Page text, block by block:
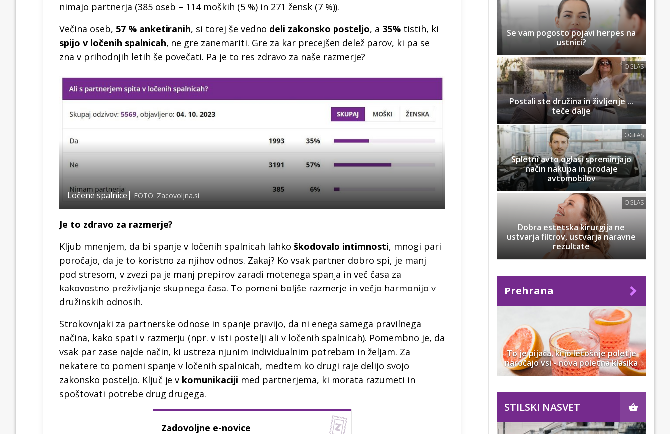
nimajo partnerja (385 oseb – 114 moških (5 %) in 271 žensk (7 %)).
Večina oseb, 57 % anketiranih, si torej še vedno deli zakonsko posteljo, a 35% tistih, ki
spijo v ločenih spalnicah, ne gre zanemariti. Gre za kar precejšen delež parov, ki pa se
zna v prihodnjih letih še povečati. Pa je to res zdravo za naše razmerje?
Ločene spalnice FOTO: Zadovoljna.si
Je to zdravo za razmerje?
Kljub mnenjem, da bi spanje v ločenih spalnicah lahko škodovalo intimnosti, mnogi pari
poročajo, da je to koristno za njihov odnos. Zakaj? Ko vsak partner dobro spi, je manj
pod stresom, v zvezi pa je manj prepirov zaradi motenega spanja in več časa za
kakovostno preživljanje skupnega časa. To pomeni boljše razmerje in večjo harmonijo v
družinskih odnosih.
Strokovnjaki za partnerske odnose in spanje pravijo, da ni enega samega pravilnega
načina, kako spati v razmerju (npr. v isti postelji ali v ločenih spalnicah). Pomembno je, da
vsak par zase najde način, ki ustreza njunim individualnim potrebam in željam. Za
nekatere to pomeni spanje v ločenih spalnicah, medtem ko drugi raje delijo svojo
zakonsko posteljo. Ključ je v komunikaciji med partnerjema, ki morata razumeti in
spoštovati potrebe drug drugega.
Zadovoljne e-novice
Se vam pogosto pojavi herpes na
ustnici?
OGLAS
Postali ste družina in življenje ...
teče dalje
OGLAS
Spletni avto oglasi spreminjajo
način nakupa in prodaje
avtomobilov
OGLAS
Dobra estetska kirurgija ne
ustvarja filtrov, ustvarja naravne
rezultate
Prehrana
To je pijača, ki jo letošnje poletje
naročajo vsi - nova poletna klasika
STILSKI NASVET